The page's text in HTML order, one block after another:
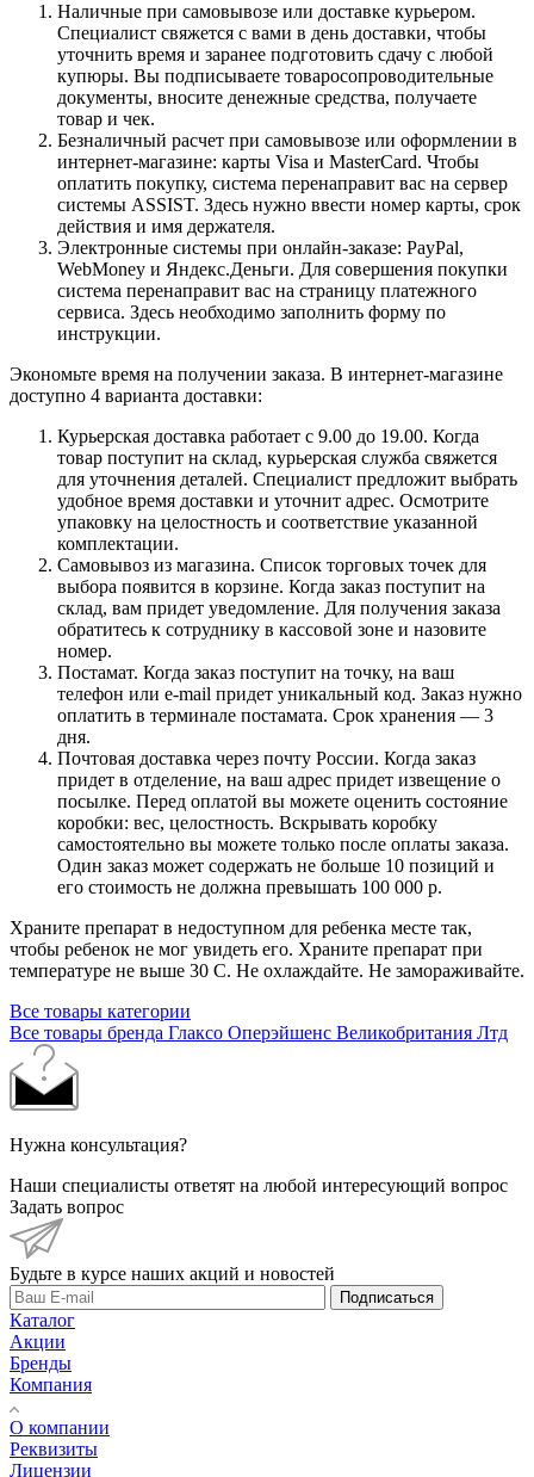
Наличные при самовывозе или доставке курьером.
Специалист свяжется с вами в день доставки, чтобы
уточнить время и заранее подготовить сдачу с любой
купюры. Вы подписываете товаросопроводительные
документы, вносите денежные средства, получаете
товар и чек.
Безналичный расчет при самовывозе или оформлении в
интернет-магазине: карты Visa и MasterCard. Чтобы
оплатить покупку, система перенаправит вас на сервер
системы ASSIST. Здесь нужно ввести номер карты, срок
действия и имя держателя.
Электронные системы при онлайн-заказе: PayPal,
WebMoney и Яндекс.Деньги. Для совершения покупки
система перенаправит вас на страницу платежного
сервиса. Здесь необходимо заполнить форму по
инструкции.
Экономьте время на получении заказа. В интернет-магазине
доступно 4 варианта доставки:
Курьерская доставка работает с 9.00 до 19.00. Когда
товар поступит на склад, курьерская служба свяжется
для уточнения деталей. Специалист предложит выбрать
удобное время доставки и уточнит адрес. Осмотрите
упаковку на целостность и соответствие указанной
комплектации.
Самовывоз из магазина. Список торговых точек для
выбора появится в корзине. Когда заказ поступит на
склад, вам придет уведомление. Для получения заказа
обратитесь к сотруднику в кассовой зоне и назовите
номер.
Постамат. Когда заказ поступит на точку, на ваш
телефон или e-mail придет уникальный код. Заказ нужно
оплатить в терминале постамата. Срок хранения — 3
дня.
Почтовая доставка через почту России. Когда заказ
придет в отделение, на ваш адрес придет извещение о
посылке. Перед оплатой вы можете оценить состояние
коробки: вес, целостность. Вскрывать коробку
самостоятельно вы можете только после оплаты заказа.
Один заказ может содержать не больше 10 позиций и
его стоимость не должна превышать 100 000 р.
Храните препарат в недоступном для ребенка месте так,
чтобы ребенок не мог увидеть его. Храните препарат при
температуре не выше 30 С. Не охлаждайте. Не замораживайте.
Все товары категории
Все товары бренда Глаксо Оперэйшенс Великобритания Лтд
Нужна консультация?
Наши специалисты ответят на любой интересующий вопрос
Задать вопрос
Будьте в курсе наших акций и новостей
Подписаться
Каталог
Акции
Бренды
Компания
О компании
Реквизиты
Лицензии